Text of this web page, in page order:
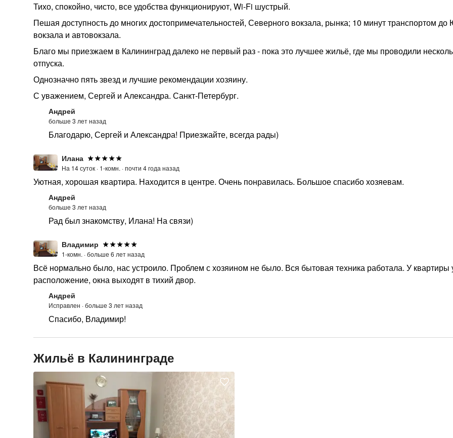
Тихо, спокойно, чисто, все удобства функционируют, Wi-Fi шустрый.
Пешая доступность до многих достопримечательностей, Северного вокзала, рынка; 10 минут транспортом
вокзала и автовокзала.
Благо мы приезжаем в Калининград далеко не первый раз - пока это лучшее жильё, где мы проводили
отпуска.
Однозначно пять звезд и лучшие рекомендации хозяину.
С уважением, Сергей и Александра. Санкт-Петербург.
Андрей
больше 3 лет назад
Благодарю, Сергей и Александра! Приезжайте, всегда рады)
Илана
На 14 суток · 1-комн. ·почти 4 года назад
Уютная, хорошая квартира. Находится в центре. Очень понравилась. Большое спасибо хозяевам.
Андрей
больше 3 лет назад
Рад был знакомству, Илана! На связи)
Владимир
1-комн. ·больше 6 лет назад
Всё нормально было, нас устроило. Проблем с хозяином не было. Вся бытовая техника работала. У квартиры
расположение, окна выходят в тихий двор.
Андрей
Исправлен ·больше 3 лет назад
Спасибо, Владимир!
Жильё в Калининграде